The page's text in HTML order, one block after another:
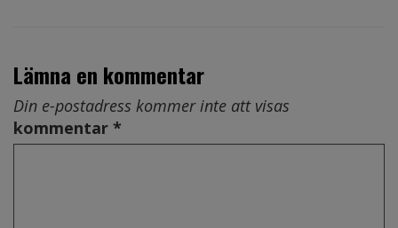
Lämna en kommentar
Din e-postadress kommer inte att visas
kommentar *